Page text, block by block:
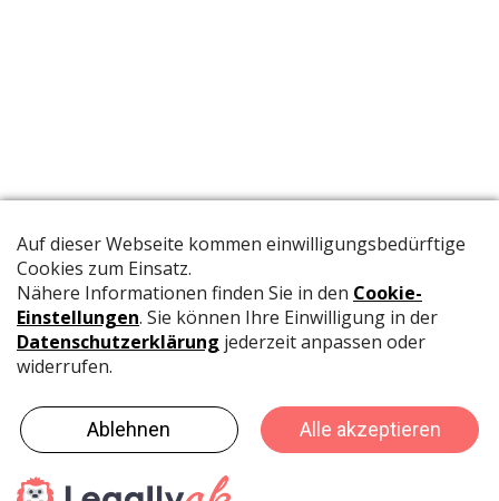
Die offizielle Publikation der Schweizer Papeterien informiert
Meldungen aus der Branche.